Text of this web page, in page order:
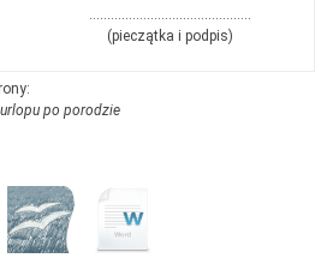
………………………………………
(pieczątka i podpis)
po porodzie